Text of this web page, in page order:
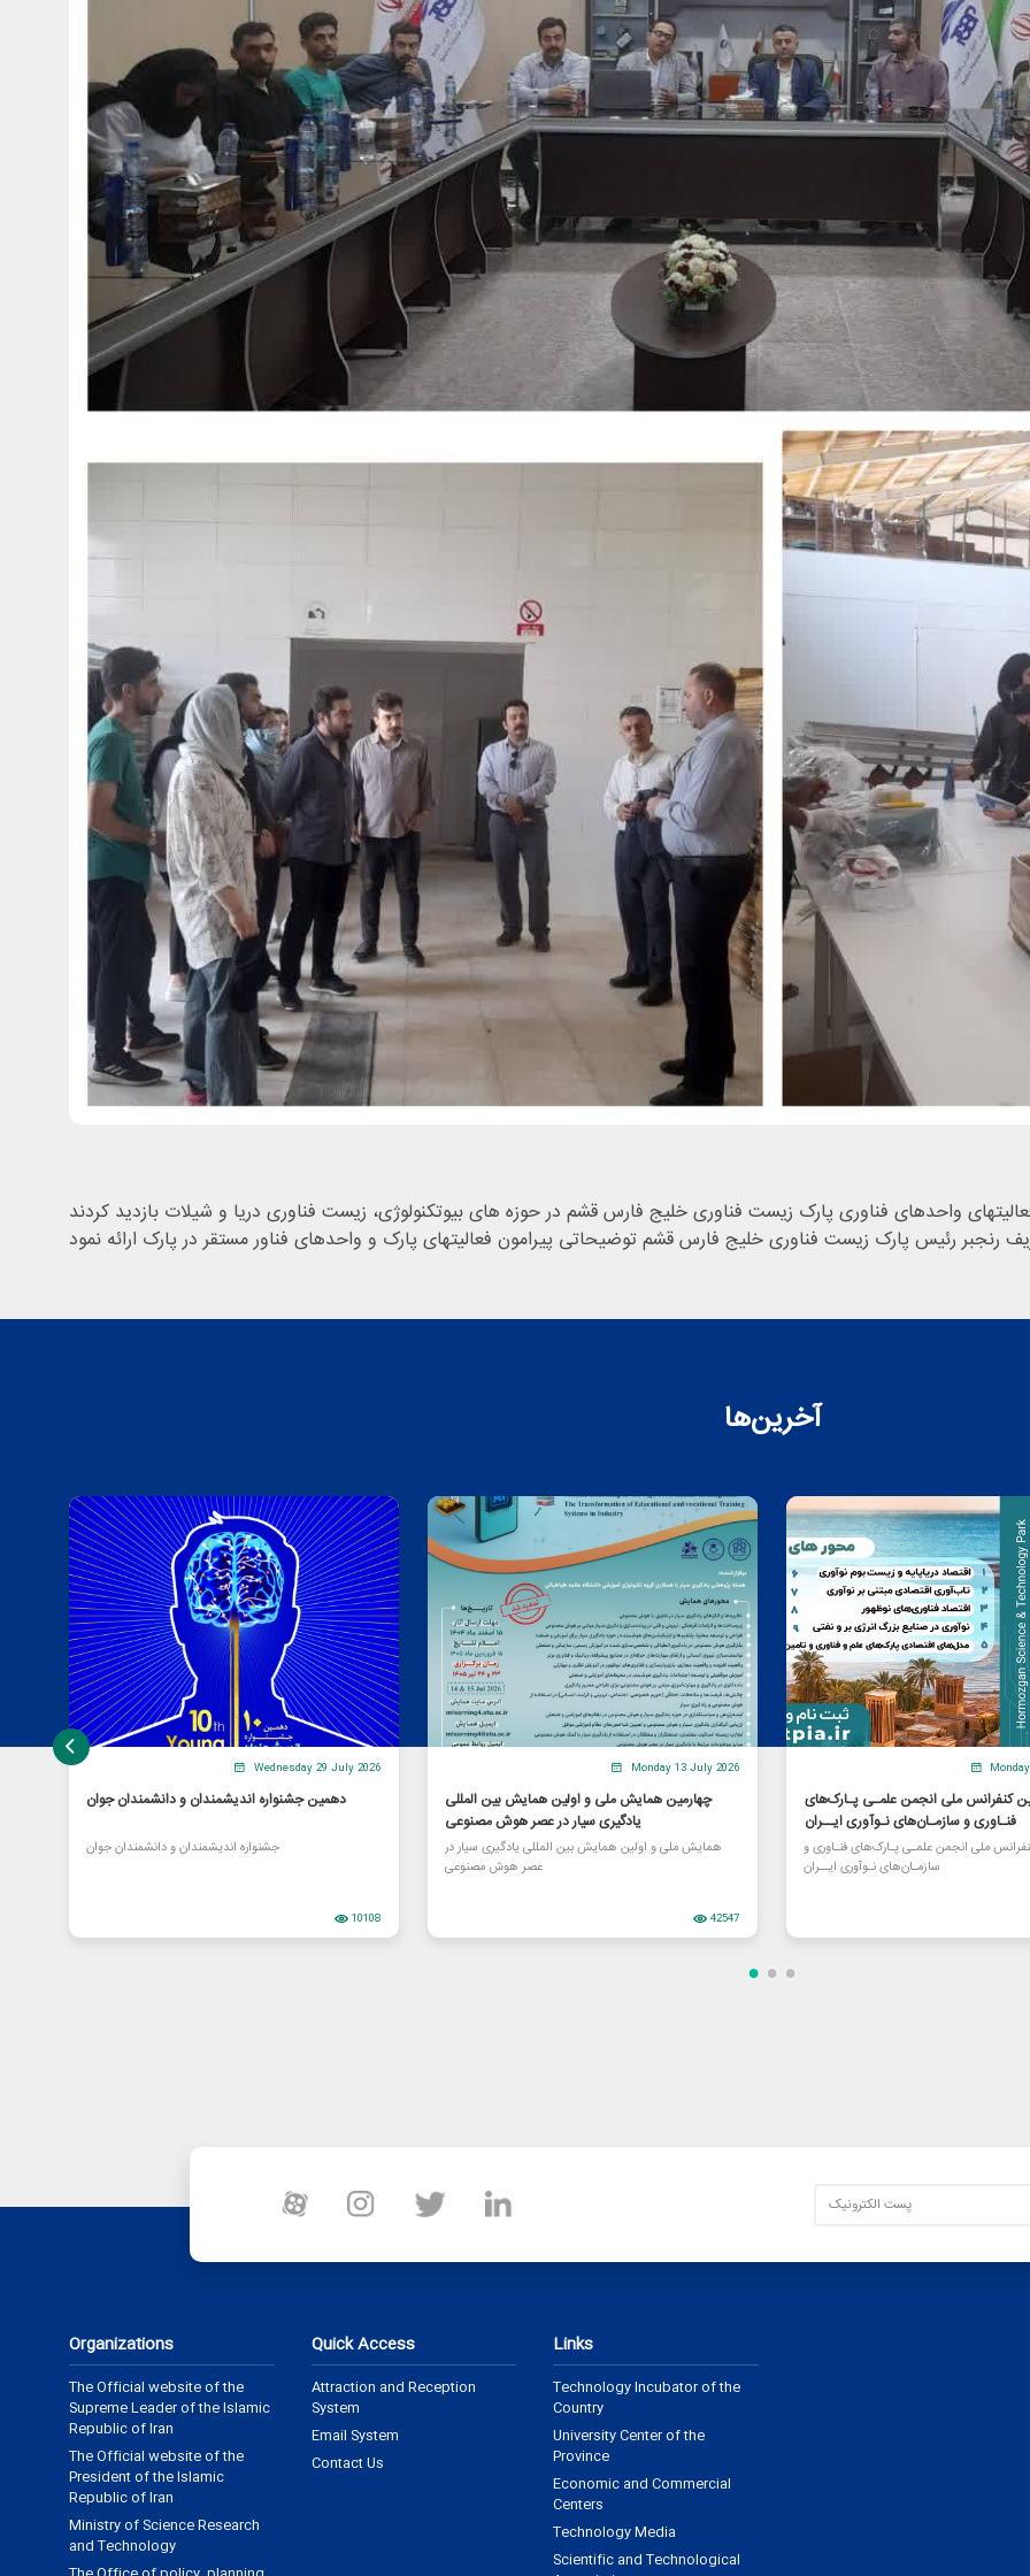
آخرین‌ها
Wednesday 29 July 2026
دهمین جشنواره اندیشمندان و دانشمندان جوان
جشنواره اندیشمندان و دانشمندان جوان
10108
Monday 13 July 2026
چهارمین همایش ملی و اولین همایش بین المللی
یادگیری سیار در عصر هوش مصنوعی
همایش ملی و اولین همایش بین المللی یادگیری سیار در
عصر هوش مصنوعی
42547
کنفرانس ملی انجمن علمـی پـارک‌های
فنـاوری و سازمـان‌های نـوآوری ایــران
ملی انجمن علمـی پـارک‌های فنـاوری و
سازمـان‌های نـوآوری ایــران
Organizations
The Official website of the
Supreme Leader of the Islamic
Republic of Iran
The Official website of the
President of the Islamic
Republic of Iran
Ministry of Science Research
and Technology
Quick Access
Attraction and Reception
System
Email System
Contact Us
Links
Technology Incubator of the
Country
University Center of the
Province
Economic and Commercial
Centers
Technology Media
Scientific and Technological